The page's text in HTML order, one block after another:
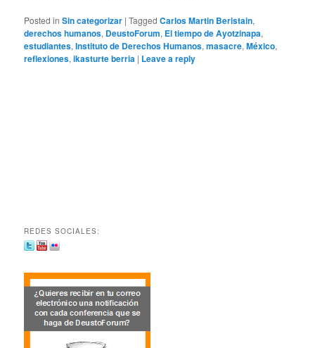
Posted in Sin categorizar |Tagged Carlos Martin Beristain,
derechos humanos, DeustoForum, El tiempo de Ayotzinapa,
estudiantes,Instituto de Derechos Humanos,masacre,México,
reflexiones,ikasturte berria | Leave a reply
REDES SOCIALES: